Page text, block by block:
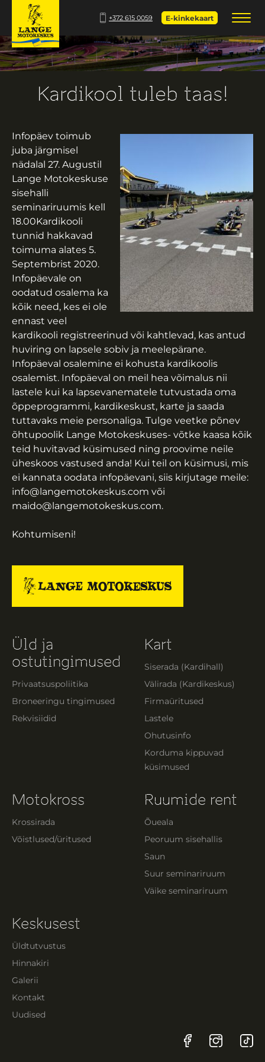
+372 615 0059 E-kinkekaart
Kardikool tuleb taas!
Infopäev toimub
juba järgmisel
nädalal 27. Augustil
Lange Motokeskuse
sisehalli
seminariruumis kell
18.00Kardikooli
tunnid hakkavad
toimuma alates 5.
Septembrist 2020.
Infopäevale on
oodatud osalema ka
kõik need, kes ei ole
ennast veel
kardikooli registreerinud või kahtlevad, kas antud
huviring on lapsele sobiv ja meelepärane.
Infopäeval osalemine ei kohusta kardikoolis
osalemist. Infopäeval on meil hea võimalus nii
lastele kui ka lapsevanematele tutvustada oma
õppeprogrammi, kardikeskust, karte ja saada
tuttavaks meie personaliga. Tulge veetke põnev
õhtupoolik Lange Motokeskuses- võtke kaasa kõik
teid huvitavad küsimused ning proovime neile
üheskoos vastused anda! Kui teil on küsimusi, mis
ei kannata oodata infopäevani, siis kirjutage meile:
info@langemotokeskus.com või
maido@langemotokeskus.com.
Kohtumiseni!
Üld ja
ostutingimused
Privaatsuspoliitika
Broneeringu tingimused
Rekvisiidid
Kart
Siserada (Kardihall)
Välirada (Kardikeskus)
Firmaüritused
Lastele
Ohutusinfo
Korduma kippuvad
küsimused
Motokross
Krossirada
Võistlused/üritused
Ruumide rent
Õueala
Peoruum sisehallis
Saun
Suur seminariruum
Väike seminariruum
Keskusest
Üldtutvustus
Hinnakiri
Galerii
Kontakt
Uudised